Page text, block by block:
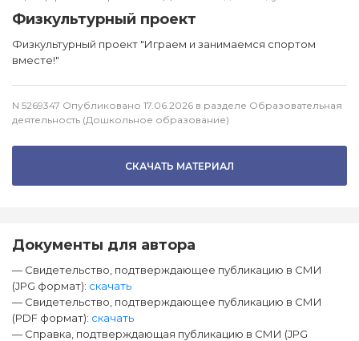
Физкультурный проект
Физкультурный проект "Играем и занимаемся спортом
вместе!"
N 5269347 Опубликовано 17.06.2026 в разделе Образовательная
деятельность (Дошкольное образование)
СКАЧАТЬ МАТЕРИАЛ
Документы для автора
— Свидетельство, подтверждающее публикацию в СМИ
(JPG формат): скачать
— Свидетельство, подтверждающее публикацию в СМИ
(PDF формат): скачать
— Справка, подтверждающая публикацию в СМИ (JPG